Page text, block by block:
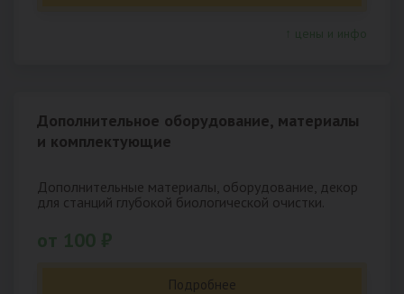
Дополнительное оборудование, материалы
и комплектующие
Дополнительные материалы, оборудование, декор
для станций глубокой биологической очистки.
Подробнее